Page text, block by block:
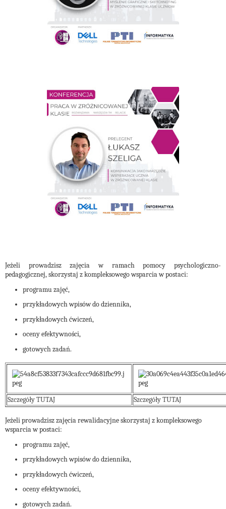
Jeżeli prowadzisz zajęcia w ramach pomocy psychologiczno-
pedagogicznej, skorzystaj z kompleksowego wsparcia w postaci:
programu zajęć,
przykładowych wpisów do dziennika,
przykładowych ćwiczeń,
oceny efektywności,
gotowych zadań.
Szczegóły TUTAJ Szczegóły TUTAJ
Jeżeli prowadzisz zajęcia rewalidacyjne skorzystaj z kompleksowego
wsparcia w postaci:
programu zajęć,
przykładowych wpisów do dziennika,
przykładowych ćwiczeń,
oceny efektywności,
gotowych zadań.